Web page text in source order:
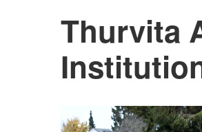
Thurvita